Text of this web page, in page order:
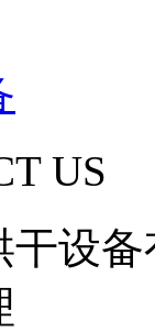
US
干设